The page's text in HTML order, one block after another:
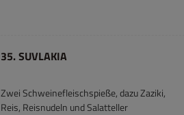
35. SUVLAKIA
Zwei Schweinefleischspieße, dazu Zaziki,
Reis, Reisnudeln und Salatteller